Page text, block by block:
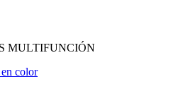
MULTIFUNCIÓN
color